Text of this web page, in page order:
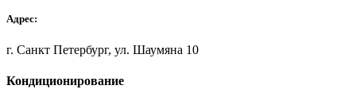
Адрес:
г. Санкт Петербург, ул. Шаумяна 10
Кондиционирование